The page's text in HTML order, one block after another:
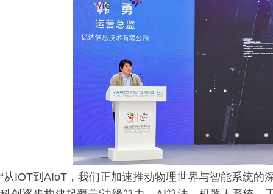
“从IOT到AIoT，我们正加速推动物理世界与智能系统